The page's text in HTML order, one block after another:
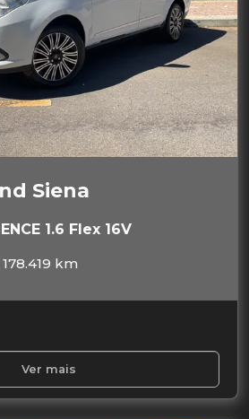
Siena
1.6 Flex 16V
178.419 km
Ver mais